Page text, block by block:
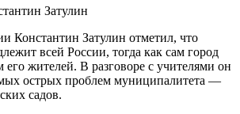
Затулин
Константин Затулин отметил, что
всей России, тогда как сам город
его жителей. В разговоре с учителями он
острых проблем муниципалитета —
садов.